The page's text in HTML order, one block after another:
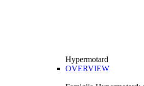
Hypermotard
OVERVIEW